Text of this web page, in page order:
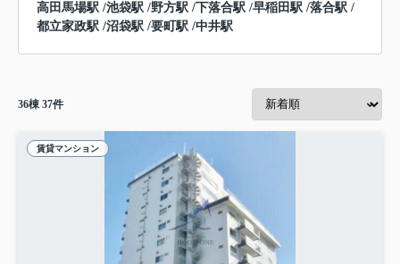
高田馬場駅 /池袋駅 /野方駅 /下落合駅 /早稲田駅 /落合駅 /
都立家政駅 /沼袋駅 /要町駅 /中井駅
36棟 37件
賃貸マンション